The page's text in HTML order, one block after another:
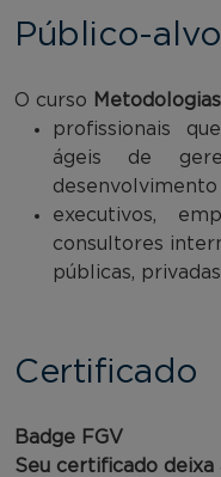
Público-alvo
O curso
profissionais
ágeis de
executivos,
consultores
públicas,
Certificado
Badge FGV
Seu certificado